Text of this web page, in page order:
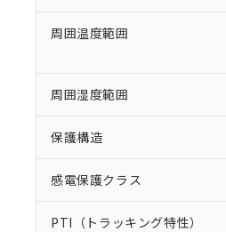
周囲温度範囲
周囲湿度範囲
保護構造
感電保護クラス
PTI（トラッキング特性）